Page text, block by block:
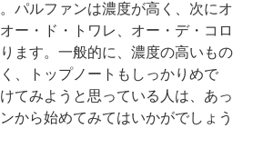
パルファンは濃度が高く、次にオ
ー・ド・トワレ、オー・デ・コロ
ます。一般的に、濃度の高いもの
、トップノートもしっかりめで
てみようと思っている人は、あっ
から始めてみてはいかがでしょう